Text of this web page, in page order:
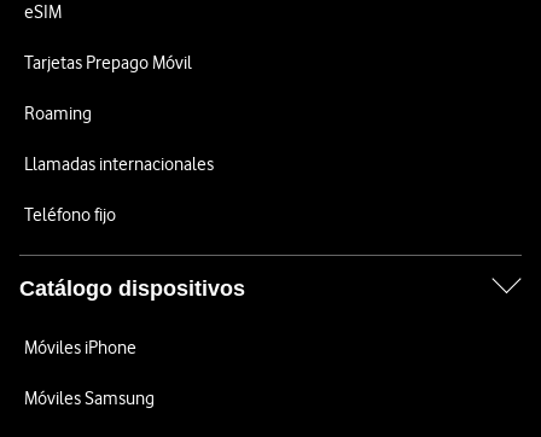
eSIM
Tarjetas Prepago Móvil
Roaming
Llamadas internacionales
Teléfono fijo
Catálogo dispositivos
Móviles iPhone
Móviles Samsung